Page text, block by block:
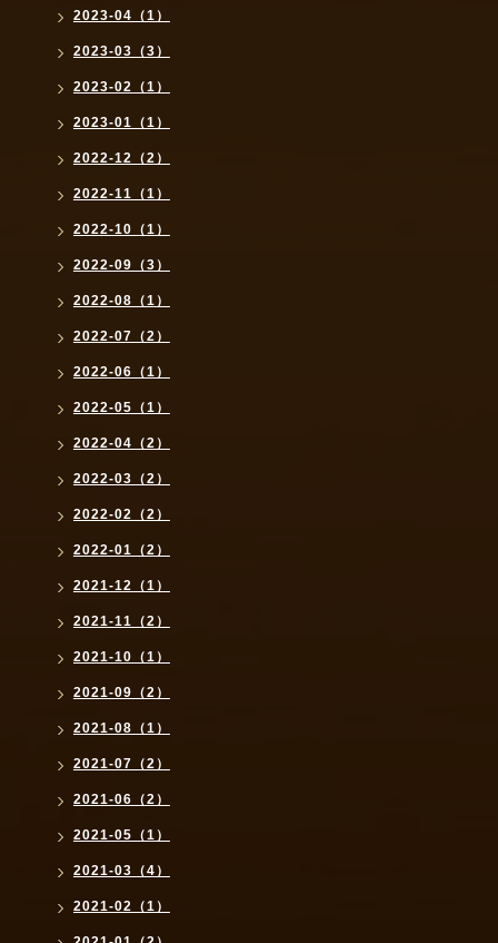
2023-04（1）
2023-03（3）
2023-02（1）
2023-01（1）
2022-12（2）
2022-11（1）
2022-10（1）
2022-09（3）
2022-08（1）
2022-07（2）
2022-06（1）
2022-05（1）
2022-04（2）
2022-03（2）
2022-02（2）
2022-01（2）
2021-12（1）
2021-11（2）
2021-10（1）
2021-09（2）
2021-08（1）
2021-07（2）
2021-06（2）
2021-05（1）
2021-03（4）
2021-02（1）